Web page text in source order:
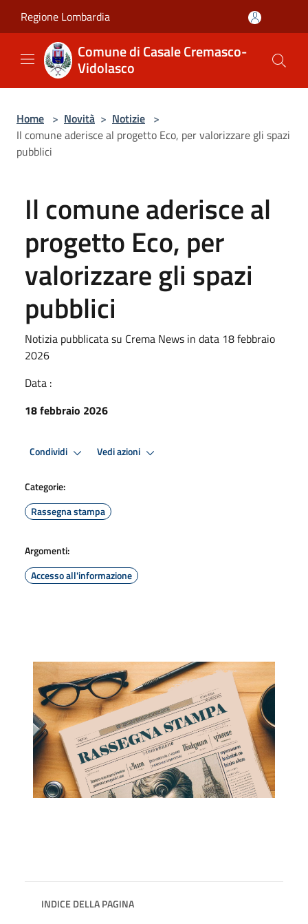
Regione Lombardia
Comune di Casale Cremasco-
Vidolasco
Home > Novità > Notizie >
Il comune aderisce al progetto Eco, per valorizzare gli spazi
pubblici
Il comune aderisce al
progetto Eco, per
valorizzare gli spazi
pubblici
Notizia pubblicata su Crema News in data 18 febbraio
2026
Data :
18 febbraio 2026
Condividi Vedi azioni
Categorie:
Rassegna stampa
Argomenti:
Accesso all'informazione
INDICE DELLA PAGINA